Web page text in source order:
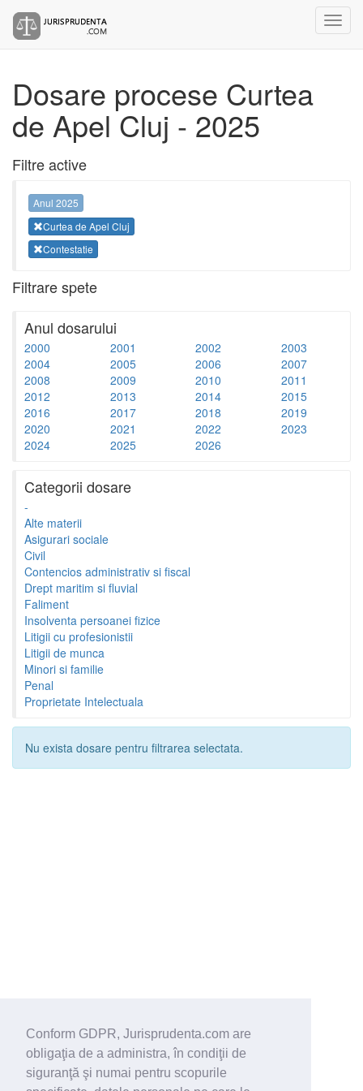
Conform GDPR, Jurisprudenta.com are
obligaţia de a administra, în condiţii de
siguranţă şi numai pentru scopurile
Dosare procese Curtea
de Apel Cluj - 2025
Filtre active
Anul 2025
Curtea de Apel Cluj
Contestatie
Filtrare spete
Anul dosarului
2000 2001 2002
2003
2004
2005 2006
2007
2008
2009 2010
2011
2012
2013 2014
2015
2016
2017 2018
2019
2020
2021 2022
2023
2024
2025 2026
Categorii dosare
-
Alte materii
Asigurari sociale
Civil
Contencios administrativ si fiscal
Drept maritim si fluvial
Faliment
Insolventa persoanei fizice
Litigii cu profesionistii
Litigii de munca
Minori si familie
Penal
Proprietate Intelectuala
Nu exista dosare pentru filtrarea selectata.